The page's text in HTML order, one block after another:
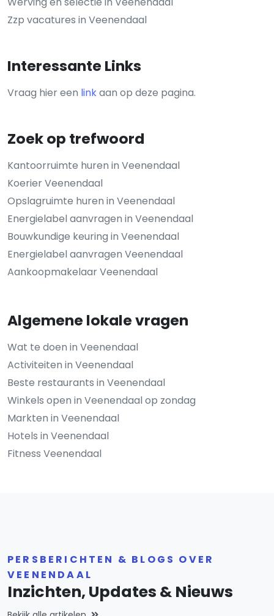
Zzp vacatures in Veenendaal
Interessante Links
Vraag hier een linkaan op deze pagina.
Zoek op trefwoord
Kantoorruimte huren in Veenendaal
Koerier Veenendaal
Opslagruimte huren in Veenendaal
Energielabel aanvragen in Veenendaal
Bouwkundige keuring in Veenendaal
Energielabel aanvragen Veenendaal
Aankoopmakelaar Veenendaal
Algemene lokale vragen
Wat te doen in Veenendaal
Activiteiten in Veenendaal
Beste restaurants in Veenendaal
Winkels open in Veenendaal op zondag
Markten in Veenendaal
Hotels in Veenendaal
Fitness Veenendaal
PERSBERICHTEN & BLOGS OVER
VEENENDAAL
Inzichten, Updates & Nieuws